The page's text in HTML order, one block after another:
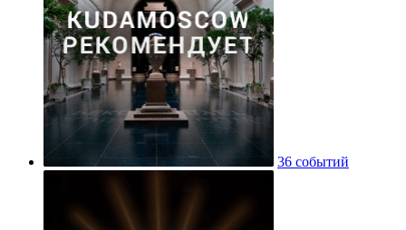
36 событий